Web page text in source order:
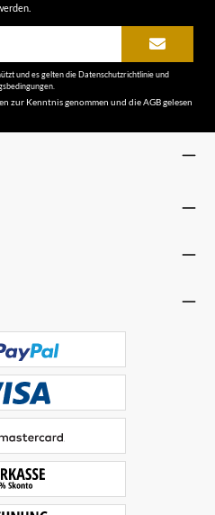
und es gelten dieDatenschutzrichtlinieund
zur Kenntnis genommen und dieAGBgelesen